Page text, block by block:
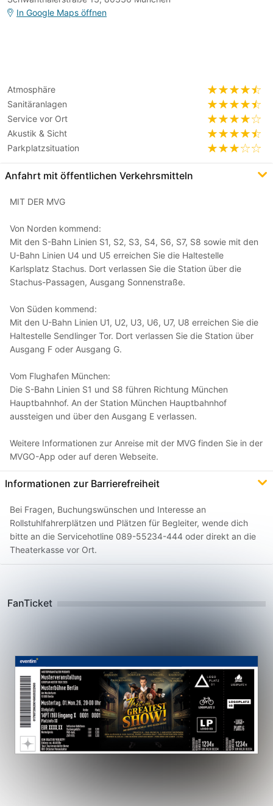
In Google Maps öffnen
Atmosphäre
Sanitäranlagen
Service vor Ort
Akustik & Sicht
Parkplatzsituation
Anfahrt mit öffentlichen Verkehrsmitteln
MIT DER MVG
Von Norden kommend:
Mit den S-Bahn Linien S1, S2, S3, S4, S6, S7, S8 sowie mit den
U-Bahn Linien U4 und U5 erreichen Sie die Haltestelle
Karlsplatz Stachus. Dort verlassen Sie die Station über die
Stachus-Passagen, Ausgang Sonnenstraße.
Von Süden kommend:
Mit den U-Bahn Linien U1, U2, U3, U6, U7, U8 erreichen Sie die
Haltestelle Sendlinger Tor. Dort verlassen Sie die Station über
Ausgang F oder Ausgang G.
Vom Flughafen München:
Die S-Bahn Linien S1 und S8 führen Richtung München
Hauptbahnhof. An der Station München Hauptbahnhof
aussteigen und über den Ausgang E verlassen.
Weitere Informationen zur Anreise mit der MVG finden Sie in der
MVGO-App oder auf deren Webseite.
Informationen zur Barrierefreiheit
Bei Fragen, Buchungswünschen und Interesse an
Rollstuhlfahrerplätzen und Plätzen für Begleiter, wende dich
bitte an die Servicehotline 089-55234-444 oder direkt an die
Theaterkasse vor Ort.
FanTicket